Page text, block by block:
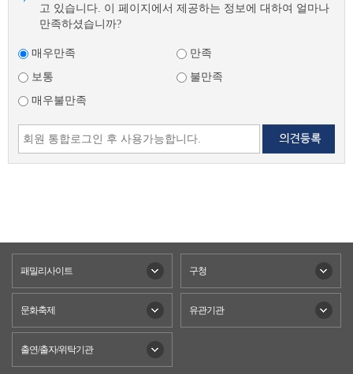
고 있습니다. 이 페이지에서 제공하는 정보에 대하여 얼마나
만족하셨습니까?
매우만족
만족
보통
불만족
매우불만족
패밀리사이트 구청
문화축제 유관기관
출연/출자/위탁기관